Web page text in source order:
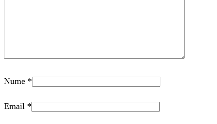
Nume *
Email *